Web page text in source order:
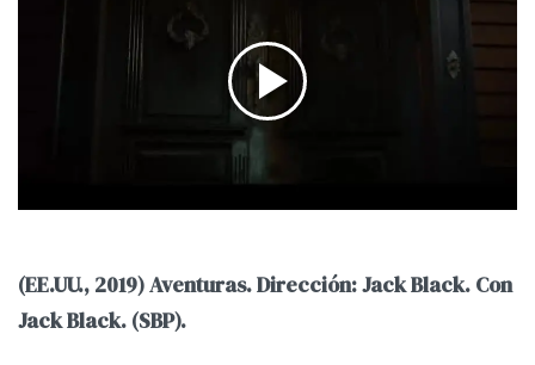
(EE.UU., 2019) Aventuras. Dirección: Jack Black. Con
Jack Black. (SBP).